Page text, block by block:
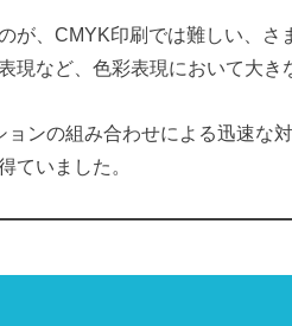
が、CMYK印刷では難しい、
現など、色彩表現において大き
ョンの組み合わせによる迅速な
ていました。